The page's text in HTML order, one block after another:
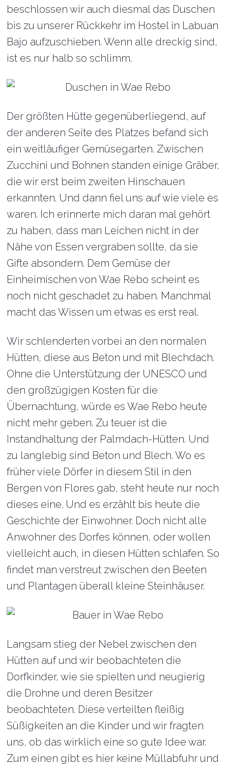
beschlossen wir auch diesmal das Duschen
bis zu unserer Rückkehr im Hostel in Labuan
Bajo aufzuschieben. Wenn alle dreckig sind,
ist es nur halb so schlimm.
Der größten Hütte gegenüberliegend, auf
der anderen Seite des Platzes befand sich
ein weitläufiger Gemüsegarten. Zwischen
Zucchini und Bohnen standen einige Gräber,
die wir erst beim zweiten Hinschauen
erkannten. Und dann fiel uns auf wie viele es
waren. Ich erinnerte mich daran mal gehört
zu haben, dass man Leichen nicht in der
Nähe von Essen vergraben sollte, da sie
Gifte absondern. Dem Gemüse der
Einheimischen von Wae Rebo scheint es
noch nicht geschadet zu haben. Manchmal
macht das Wissen um etwas es erst real.
Wir schlenderten vorbei an den normalen
Hütten, diese aus Beton und mit Blechdach.
Ohne die Unterstützung der UNESCO und
den großzügigen Kosten für die
Übernachtung, würde es Wae Rebo heute
nicht mehr geben. Zu teuer ist die
Instandhaltung der Palmdach-Hütten. Und
zu langlebig sind Beton und Blech. Wo es
früher viele Dörfer in diesem Stil in den
Bergen von Flores gab, steht heute nur noch
dieses eine. Und es erzählt bis heute die
Geschichte der Einwohner. Doch nicht alle
Anwohner des Dorfes können, oder wollen
vielleicht auch, in diesen Hütten schlafen. So
findet man verstreut zwischen den Beeten
und Plantagen überall kleine Steinhäuser.
Langsam stieg der Nebel zwischen den
Hütten auf und wir beobachteten die
Dorfkinder, wie sie spielten und neugierig
die Drohne und deren Besitzer
beobachteten. Diese verteilten fleißig
Süßigkeiten an die Kinder und wir fragten
uns, ob das wirklich eine so gute Idee war.
Zum einen gibt es hier keine Müllabfuhr und